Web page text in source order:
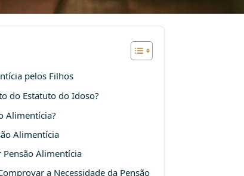
pelos Filhos
do Estatuto do Idoso?
Alimentícia?
Alimentícia
Alimentícia
a Necessidade da Pensão